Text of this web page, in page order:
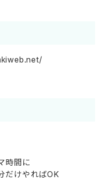
時間に
だけやればOK